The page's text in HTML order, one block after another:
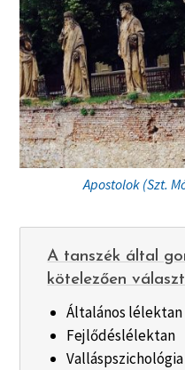
Apostolok (Szt.
A tanszék által
kötelezően
Általános lélektan
Fejlődéslélektan
Valláspszichológia